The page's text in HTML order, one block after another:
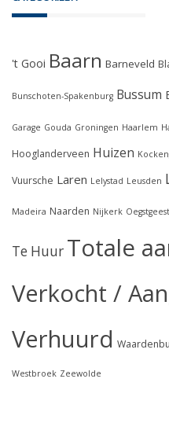
't Gooi Baarn Barneveld
Bunschoten-Spakenburg Bussum
Garage Gouda Groningen Haarlem
Hooglanderveen Huizen
Vuursche Laren Lelystad Leusden
Madeira Naarden Nijkerk Oegstgeest
Te Huur Totale
Verkocht /
Verhuurd
Westbroek Zeewolde